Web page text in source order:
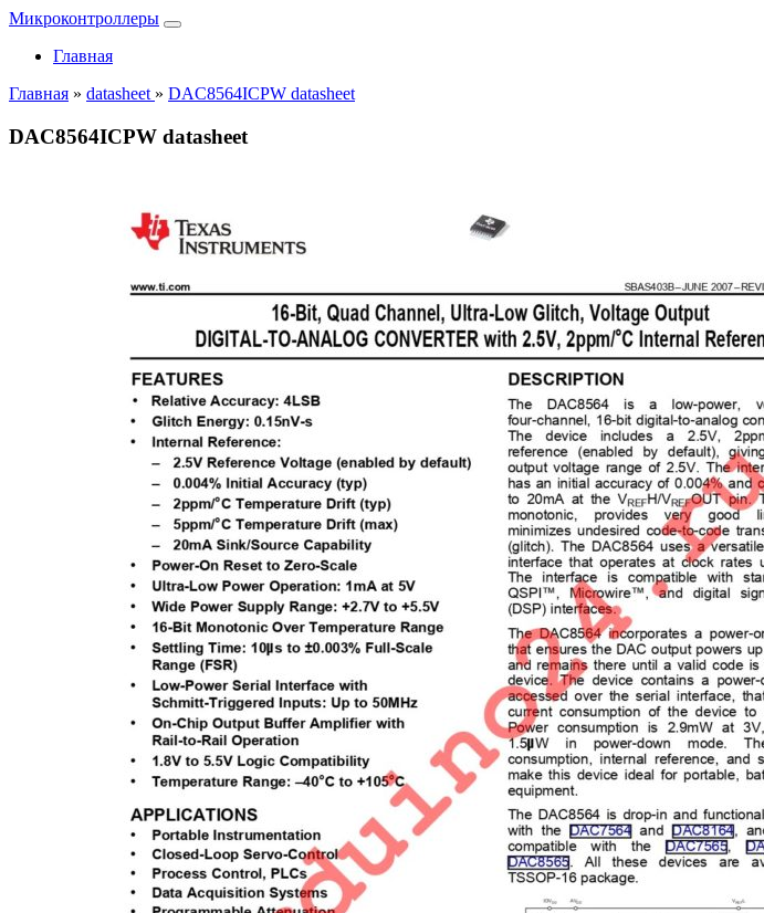
Микроконтроллеры
Главная
Главная » datasheet » DAC8564ICPW datasheet
DAC8564ICPW datasheet